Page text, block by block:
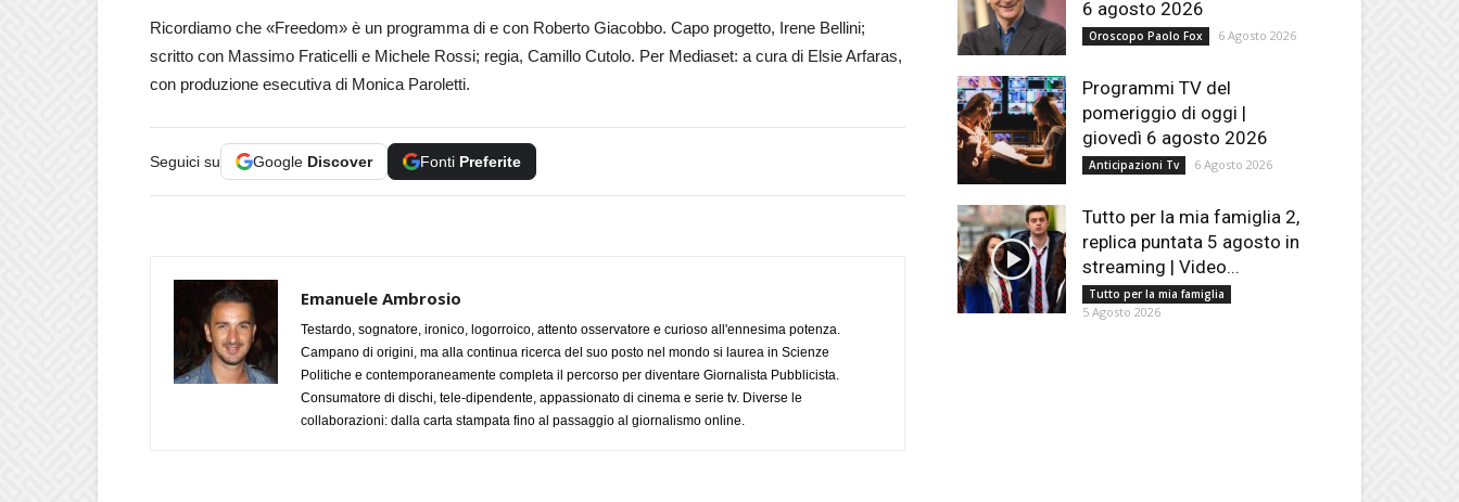
Ricordiamo che «Freedom» è un programma di e con Roberto Giacobbo. Capo progetto, Irene Bellini;
scritto con Massimo Fraticelli e Michele Rossi; regia, Camillo Cutolo. Per Mediaset: a cura di Elsie Arfaras,
con produzione esecutiva di Monica Paroletti.
Seguici su Google Discover Fonti Preferite
Emanuele Ambrosio
Testardo, sognatore, ironico, logorroico, attento osservatore e curioso all'ennesima potenza.
Campano di origini, ma alla continua ricerca del suo posto nel mondo si laurea in Scienze
Politiche e contemporaneamente completa il percorso per diventare Giornalista Pubblicista.
Consumatore di dischi, tele-dipendente, appassionato di cinema e serie tv. Diverse le
collaborazioni: dalla carta stampata fino al passaggio al giornalismo online.
6 agosto 2026
Oroscopo Paolo Fox 6 Agosto 2026
Programmi TV del
pomeriggio di oggi |
giovedì 6 agosto 2026
Anticipazioni Tv 6 Agosto 2026
Tutto per la mia famiglia 2,
replica puntata 5 agosto in
streaming | Video...
Tutto per la mia famiglia
5 Agosto 2026